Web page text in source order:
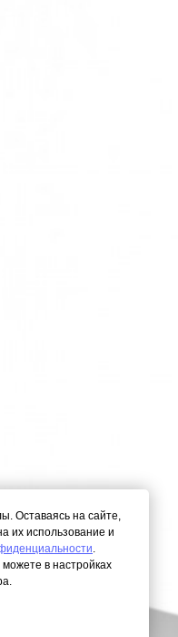
Оставаясь на сайте,
их использование и
.
в настройках